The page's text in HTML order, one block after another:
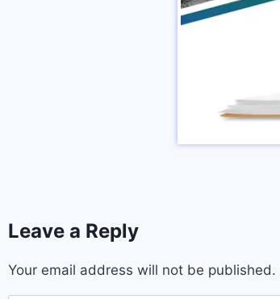
Leave a Reply
Your email address will not be published.